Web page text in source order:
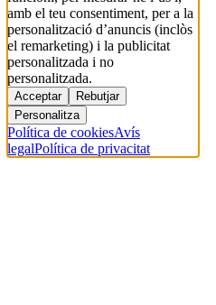
amb el teu consentiment, per a la
personalització d’anuncis (inclòs
el remarketing) i la publicitat
personalitzada i no
personalitzada.
Acceptar
Rebutjar
Personalitza
Política de cookiesAvís
legalPolítica de privacitat